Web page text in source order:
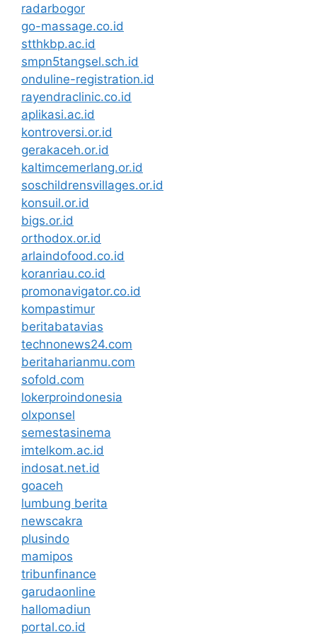
radarbogor
go-massage.co.id
stthkbp.ac.id
smpn5tangsel.sch.id
onduline-registration.id
rayendraclinic.co.id
aplikasi.ac.id
kontroversi.or.id
gerakaceh.or.id
kaltimcemerlang.or.id
soschildrensvillages.or.id
konsuil.or.id
bigs.or.id
orthodox.or.id
arlaindofood.co.id
koranriau.co.id
promonavigator.co.id
kompastimur
beritabatavias
technonews24.com
beritaharianmu.com
sofold.com
lokerproindonesia
olxponsel
semestasinema
imtelkom.ac.id
indosat.net.id
goaceh
lumbung berita
newscakra
plusindo
mamipos
tribunfinance
garudaonline
hallomadiun
portal.co.id